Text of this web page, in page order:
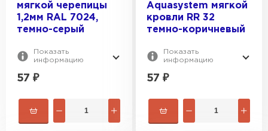
мягкой черепицы
1,2мм RAL 7024,
темно-серый
Показать
информацию
57 ₽
Aquasystem мягкой
кровли RR 32
темно-коричневый
Показать
информацию
57 ₽